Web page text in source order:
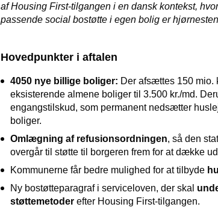
af Housing First-tilgangen i en dansk kontekst,
passende social bostøtte i egen bolig er
Hovedpunkter i aftalen
4050 nye billige boliger: Der afsættes 150 mio.
eksisterende almene boliger til 3.500 kr./md.
engangstilskud, som permanent nedsætter
boliger.
Omlægning af refusionsordningen, så den
overgår til støtte til borgeren frem for at dække
Kommunerne får bedre mulighed for at tilbyde
Ny bostøtteparagraf i serviceloven, der skal
støttemetoder efter Housing First-tilgangen.